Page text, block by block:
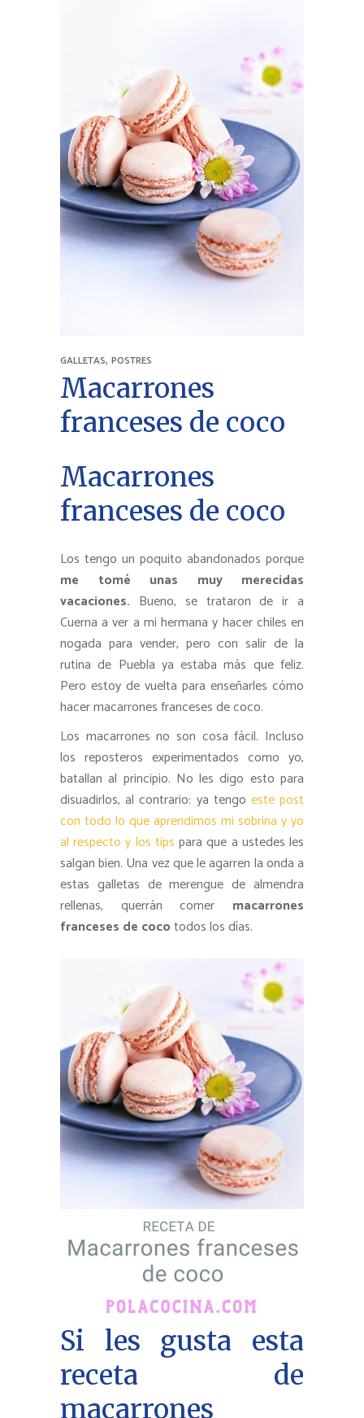
GALLETAS, POSTRES
Macarrones
franceses de coco
Macarrones
franceses de coco
Los tengo un poquito abandonados porque
me tomé unas muy merecidas
vacaciones. Bueno, se trataron de ir a
Cuerna a ver a mi hermana y hacer chiles en
nogada para vender, pero con salir de la
rutina de Puebla ya estaba más que feliz.
Pero estoy de vuelta para enseñarles cómo
hacer macarrones franceses de coco.
Los macarrones no son cosa fácil. Incluso
los reposteros experimentados como yo,
batallan al principio. No les digo esto para
disuadirlos, al contrario: ya tengo este post
con todo lo que aprendimos mi sobrina y yo
al respecto y los tips para que a ustedes les
salgan bien. Una vez que le agarren la onda a
estas galletas de merengue de almendra
rellenas, querrán comer macarrones
franceses de cocotodos los días.
Si les gusta esta
receta de
macarrones